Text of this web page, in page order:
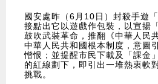
國安處昨（6月10日）封殺手遊
接點出它以遊戲作包裝，以宣揚
鼓吹武裝革命，推翻《中華人民
中華人民共和國根本制度，意圖
憎恨；並提醒市民下載及「課金
的紅線劃下，即引出一堆熱衷軟
挑戰。